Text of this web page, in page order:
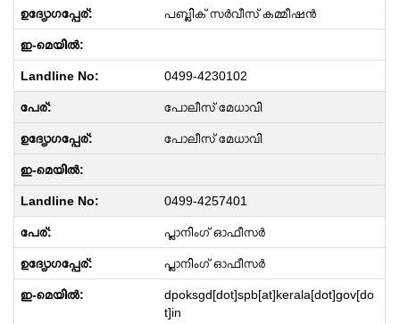
പബ്ലിക് സർവീസ് കമ്മീഷൻ
0499-4230102
പോലീസ് മേധാവി
പോലീസ് മേധാവി
0499-4257401
പ്ലാനിംഗ് ഓഫീസർ
പ്ലാനിംഗ് ഓഫീസർ
dpoksgd[dot]spb[at]kerala[dot]gov[do
t]in